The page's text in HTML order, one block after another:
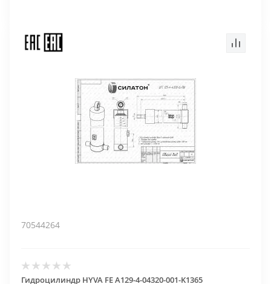
70544264
Гидроцилиндр HYVA FE A129-4-04320-001-K1365